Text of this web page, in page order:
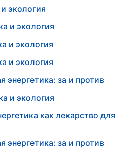
экология
и экология
и экология
и экология
энергетика: за и против
и экология
как лекарство для
энергетика: за и против